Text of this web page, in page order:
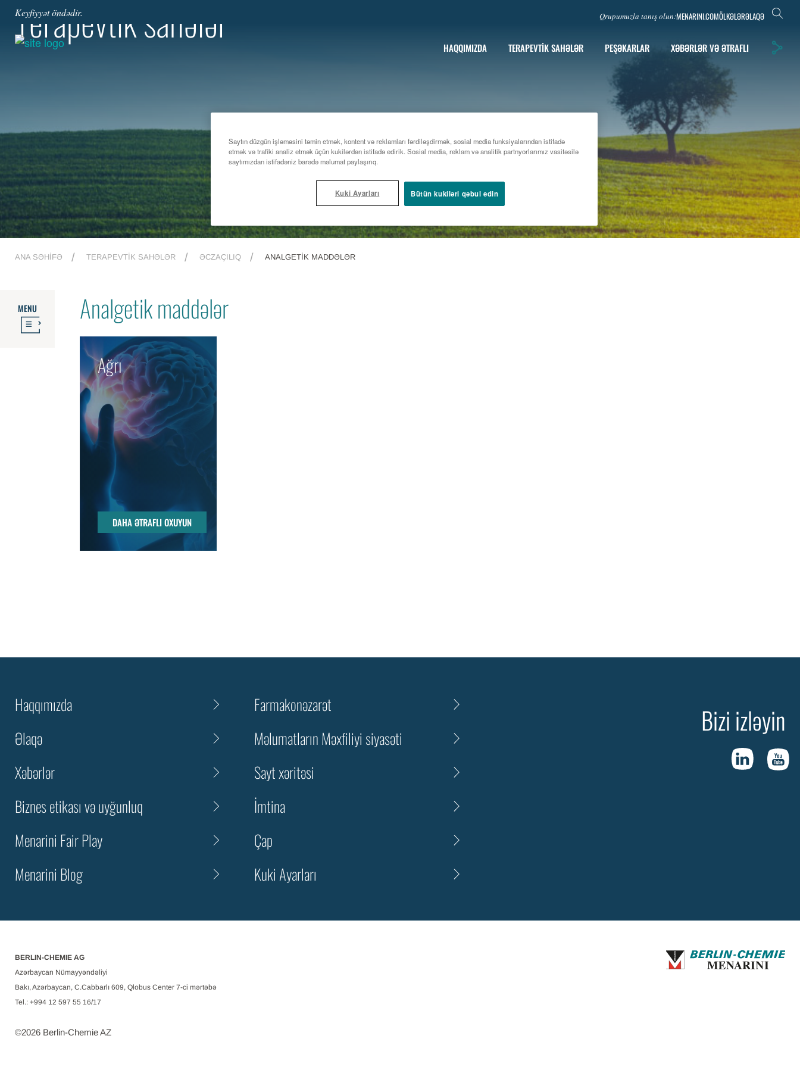
Keyfiyyət öndədir. Qrupumuzla tanış olun:MENARINI.COMÖLKƏLƏRƏLAQƏ
HAQQIMIZDA TERAPEVTIK SAHƏLƏR PEŞƏKARLAR XƏBƏRLƏR VƏ ƏTRAFLI
Terapevtik sahələr
ANA SƏHIFƏ TERAPEVTIK SAHƏLƏR ƏCZAÇILIQ ANALGETIK MADDƏLƏR
MENU Analgetik maddələr
Ağrı
DAHA ƏTRAFLI OXUYUN
Haqqımızda
Əlaqə
Xəbərlər
Biznes etikası və uyğunluq
Menarini Fair Play
Menarini Blog
Farmakonəzarət
Məlumatların Məxfiliyi siyasəti
Sayt xəritəsi
İmtina
Çap
Kuki Ayarları
Bizi izləyin
BERLIN-CHEMIE AG
Azərbaycan Nümayyəndəliyi
Bakı, Azərbaycan, C.Cabbarlı 609, Qlobus Center 7-ci mərtəbə
Tel.: +994 12 597 55 16/17
©2026 Berlin-Chemie AZ
Saytın düzgün işləməsini təmin etmək, kontent və reklamları fərdiləşdirmək, sosial media funksiyalarından istifadə
etmək və trafiki analiz etmək üçün kukilərdən istifadə edirik. Sosial media, reklam və analitik partnyorlarımız vasitəsilə
saytımızdan istifadəniz barədə məlumat paylaşırıq.
Kuki Ayarları Bütün kukiləri qəbul edin